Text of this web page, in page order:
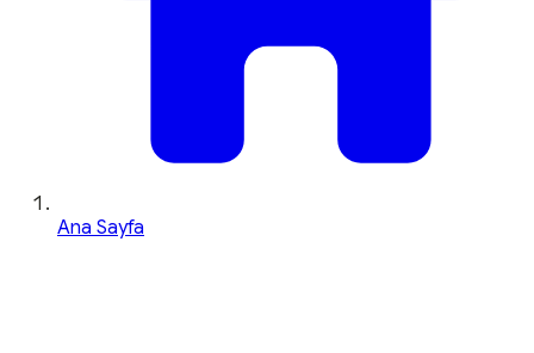
Ana Sayfa